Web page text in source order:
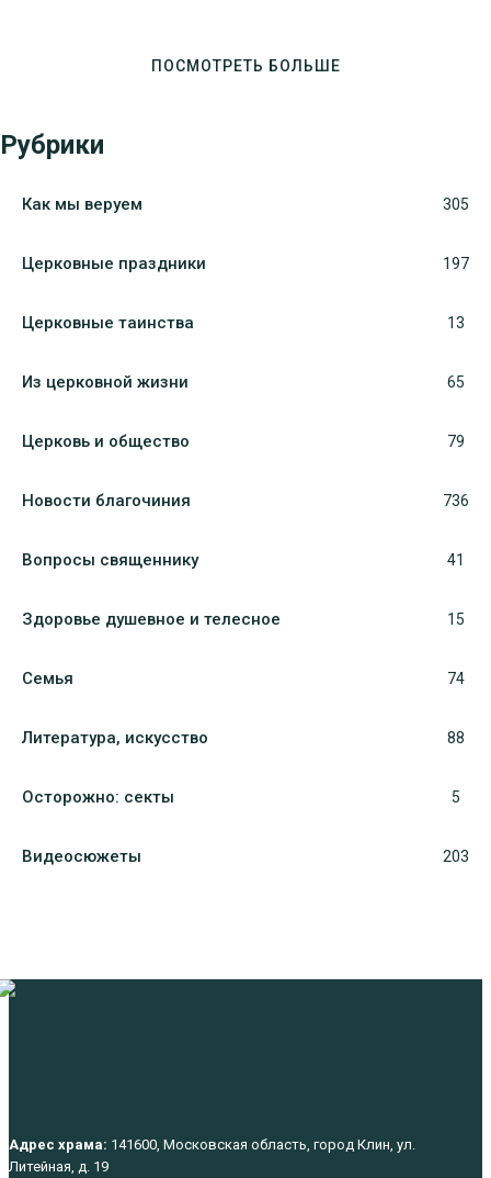
ПОСМОТРЕТЬ БОЛЬШЕ
Рубрики
Как мы веруем 305
Церковные праздники 197
Церковные таинства 13
Из церковной жизни 65
Церковь и общество 79
Новости благочиния 736
Вопросы священнику 41
Здоровье душевное и телесное 15
Семья 74
Литература, искуcство 88
Осторожно: секты 5
Видеосюжеты 203
Адрес храма: 141600, Московская область, город Клин, ул.
Литейная, д. 19